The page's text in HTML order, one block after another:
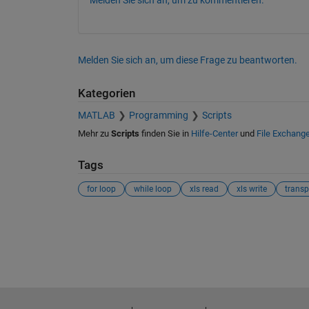
Melden Sie sich an, um diese Frage zu beantworten.
Kategorien
MATLAB Programming Scripts
Mehr zu Scripts finden Sie in Hilfe-Centerund File
Tags
for loop while loop xls read xls write